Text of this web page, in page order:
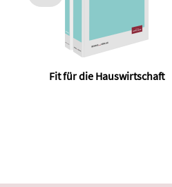
Fit für die Hauswirtschaft